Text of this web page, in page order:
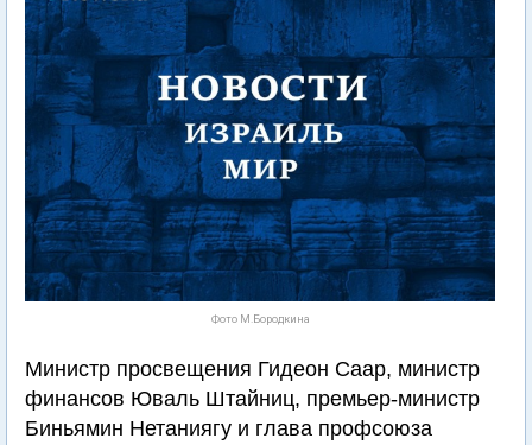
Фото М.Бородкина
Министр просвещения Гидеон Саар, министр
финансов Юваль Штайниц, премьер-министр
Биньямин Нетаниягу и глава профсоюза